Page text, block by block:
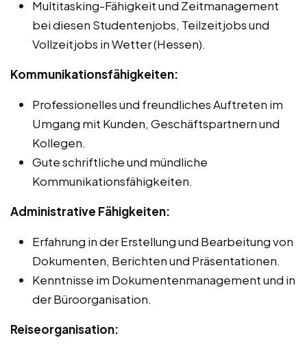
Multitasking-Fähigkeit und Zeitmanagement
bei diesen Studentenjobs, Teilzeitjobs und
Vollzeitjobs in Wetter (Hessen).
Kommunikationsfähigkeiten:
Professionelles und freundliches Auftreten im
Umgang mit Kunden, Geschäftspartnern und
Kollegen.
Gute schriftliche und mündliche
Kommunikationsfähigkeiten.
Administrative Fähigkeiten:
Erfahrung in der Erstellung und Bearbeitung von
Dokumenten, Berichten und Präsentationen.
Kenntnisse im Dokumentenmanagement und in
der Büroorganisation.
Reiseorganisation: